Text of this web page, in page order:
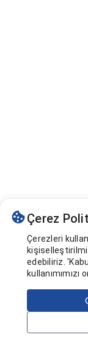
Çerez
Çerezleri
edebiliriz.
kullanımımızı